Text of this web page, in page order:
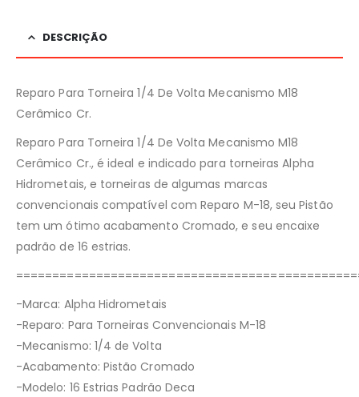
DESCRIÇÃO
Reparo Para Torneira 1/4 De Volta Mecanismo M18
Cerâmico Cr.
Reparo Para Torneira 1/4 De Volta Mecanismo M18
Cerâmico Cr., é ideal e indicado para torneiras Alpha
Hidrometais, e torneiras de algumas marcas
convencionais compatível com Reparo M-18, seu Pistão
tem um ótimo acabamento Cromado, e seu encaixe
padrão de 16 estrias.
-Marca: Alpha Hidrometais
-Reparo: Para Torneiras Convencionais M-18
-Mecanismo: 1/4 de Volta
-Acabamento: Pistão Cromado
-Modelo: 16 Estrias Padrão Deca